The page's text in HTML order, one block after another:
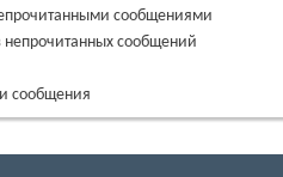
сообщениями
непрочитанных сообщений
сообщения